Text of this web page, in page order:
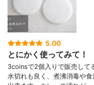
5.00
とにかく使ってみて！
3coinsで2個入りで販売して
水切れも良く、煮沸消毒や